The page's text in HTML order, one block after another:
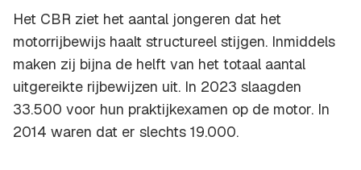
Het CBR ziet het aantal jongeren dat het
motorrijbewijs haalt structureel stijgen. Inmiddels
maken zij bijna de helft van het totaal aantal
uitgereikte rijbewijzen uit. In 2023 slaagden
33.500 voor hun praktijkexamen op de motor. In
2014 waren dat er slechts 19.000.